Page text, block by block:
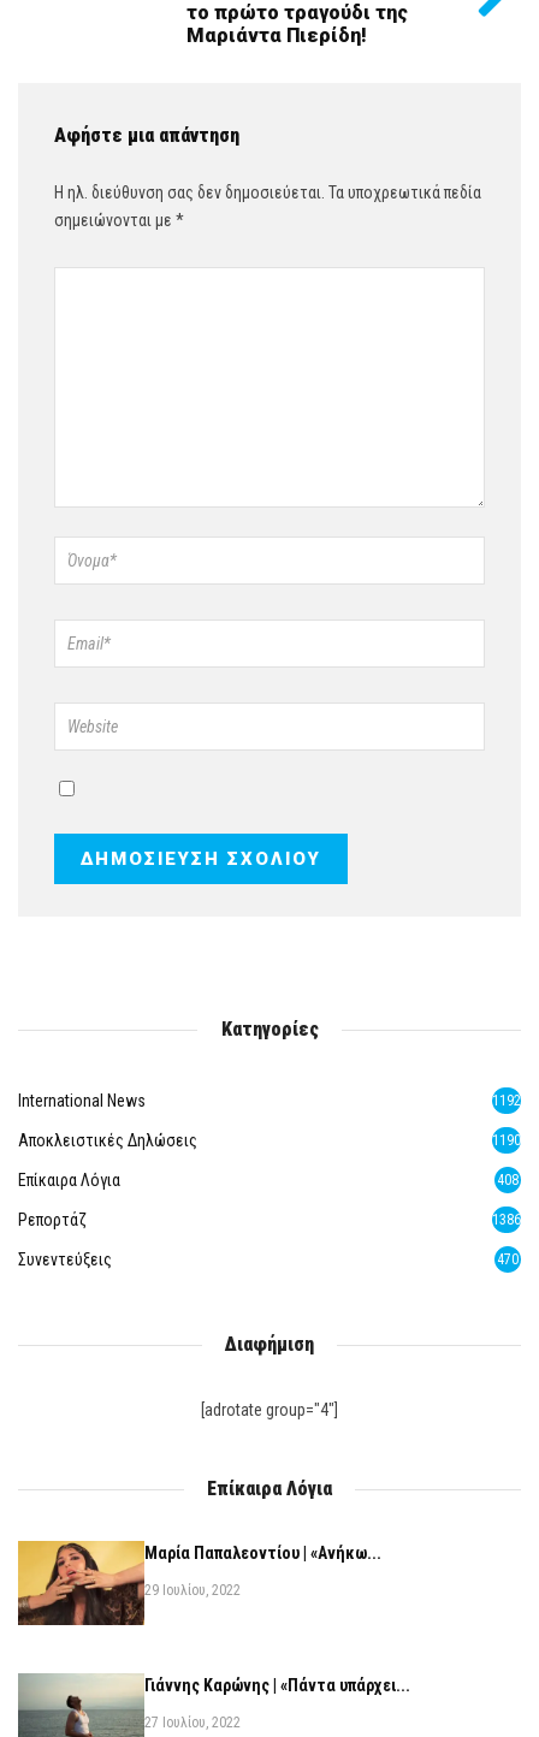
το πρώτο τραγούδι της
Μαριάντα Πιερίδη!
Αφήστε μια απάντηση
Η ηλ. διεύθυνση σας δεν δημοσιεύεται. Τα υποχρεωτικά πεδία
σημειώνονται με *
Κατηγορίες
International News 1192
Αποκλειστικές Δηλώσεις 1190
Επίκαιρα Λόγια 408
Ρεπορτάζ 1386
Συνεντεύξεις 470
Διαφήμιση
[adrotate group="4"]
Επίκαιρα Λόγια
Μαρία Παπαλεοντίου | «Ανήκω...
29 Ιουλίου, 2022
Γιάννης Καρώνης | «Πάντα υπάρχει...
27 Ιουλίου, 2022